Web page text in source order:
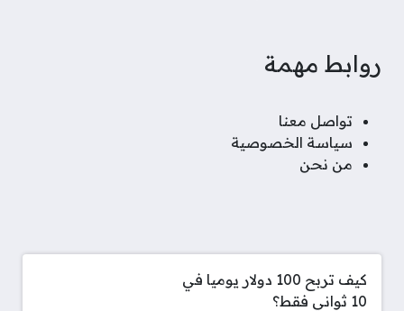
روابط مهمة
تواصل معنا
سياسة الخصوصية
من نحن
كيف تربح 100 دولار يوميا في
10 ثواني فقط؟